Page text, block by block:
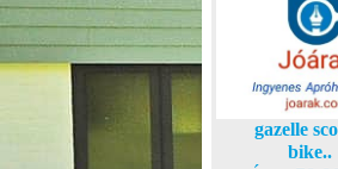
gazelle
bike..